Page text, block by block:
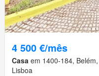
4 500 €/mês
Casa em 1400-184,
Lisboa